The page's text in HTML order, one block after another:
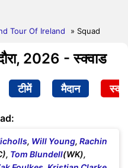
Tour Of Ireland » Squad
2026 - स्क्वाड
टीमें मैदान
, Will Young, Rachin
Tom Blundell(WK),